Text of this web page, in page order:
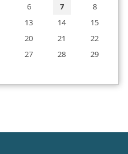
6 7
8
13 14
15
20 21
22
27 28
29